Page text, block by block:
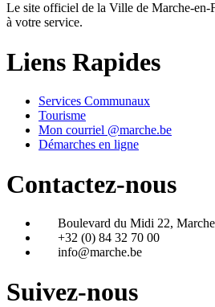
Le site officiel de la Ville de Marche-en-
à votre service.
Liens Rapides
Services Communaux
Tourisme
Mon courriel @marche.be
Démarches en ligne
Contactez-nous
Boulevard du Midi 22, Marche
+32 (0) 84 32 70 00
info@marche.be
Suivez-nous